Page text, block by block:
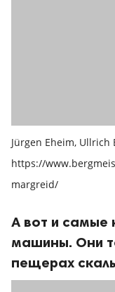
Jürgen Eheim, Ullrich
https://
margreid/
А вот и
машины. Они
пещерах